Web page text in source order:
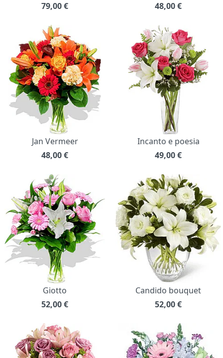
79,00€
48,00€
Jan Vermeer
48,00€
Incanto e poesia
49,00€
Giotto
52,00€
Candido bouquet
52,00€